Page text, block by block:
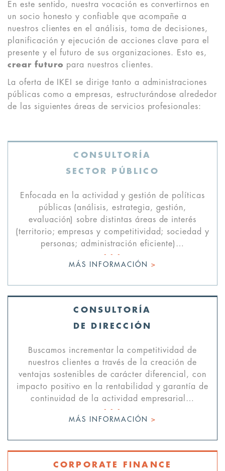
En este sentido, nuestra vocación es convertirnos en
un socio honesto y confiable que acompañe a
nuestros clientes en el análisis, toma de decisiones,
planificación y ejecución de acciones clave para el
presente y el futuro de sus organizaciones. Esto es,
crear futuro para nuestros clientes.
La oferta de IKEI se dirige tanto a administraciones
públicas como a empresas, estructurándose alrededor
de las siguientes áreas de servicios profesionales:
CONSULTORÍA
SECTOR PÚBLICO
Enfocada en la actividad y gestión de políticas
públicas (análisis, estrategia, gestión,
evaluación) sobre distintas áreas de interés
(territorio; empresas y competitividad; sociedad y
personas; administración eficiente)…
MÁS INFORMACIÓN>
CONSULTORÍA
DE DIRECCIÓN
Buscamos incrementar la competitividad de
nuestros clientes a través de la creación de
ventajas sostenibles de carácter diferencial, con
impacto positivo en la rentabilidad y garantía de
continuidad de la actividad empresarial…
MÁS INFORMACIÓN>
CORPORATE FINANCE